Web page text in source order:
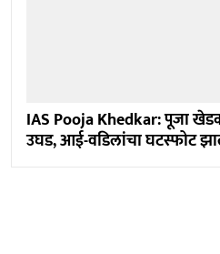
IAS Pooja Khedkar: पूजा
उघड, आई-वडिलांचा घटस्फोट